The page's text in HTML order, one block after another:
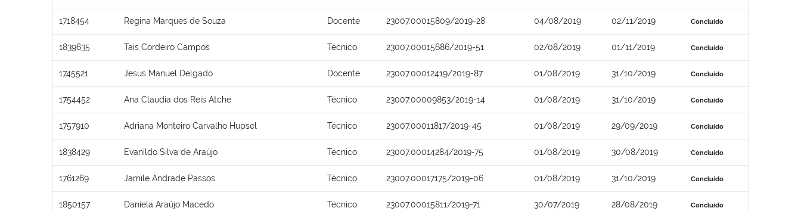
1718454 Regina Marques de Souza Docente 23007.00015809/2019-28 04/08/2019 02/11/2019 Concluído
1839635 Tais Cordeiro Campos Técnico 23007.00015686/2019-51 02/08/2019 01/11/2019 Concluído
1745521 Jesus Manuel Delgado Docente 23007.00012419/2019-87 01/08/2019 31/10/2019 Concluído
1754452 Ana Claudia dos Reis Atche Técnico 23007.00009853/2019-14 01/08/2019 31/10/2019 Concluído
1757910 Adriana Monteiro Carvalho Hupsel Técnico 23007.00011817/2019-45 01/08/2019 29/09/2019 Concluído
1838429 Evanildo Silva de Araújo Técnico 23007.00014284/2019-75 01/08/2019 30/08/2019 Concluído
1761269 Jamile Andrade Passos Técnico 23007.00017175/2019-06 01/08/2019 31/10/2019 Concluído
1850157 Daniela Araújo Macedo Técnico 23007.00015811/2019-71 30/07/2019 28/08/2019 Concluído